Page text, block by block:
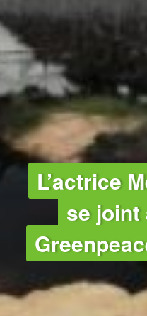
L’actrice
se joint